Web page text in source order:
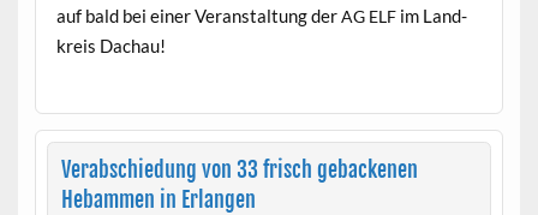
auf bald bei ein­er Ver­anstal­tung derAG ELFim Land­
kreis Dachau!
Verabschiedung von 33 frisch gebackenen
Hebammen in Erlangen